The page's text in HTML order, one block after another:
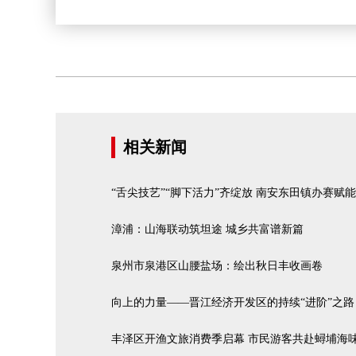
相关新闻
“舌尖技艺”“脚下活力”齐绽放 南安东田镇办赛赋
漳浦：山海联动筑坦途 城乡共富谱新篇
泉州市泉港区山腰盐场：绘出秋日丰收画卷
向上的力量——晋江经济开发区的持续“进阶”之路
丰泽区开渔文旅消费季启幕 市民游客共赴蟳埔海